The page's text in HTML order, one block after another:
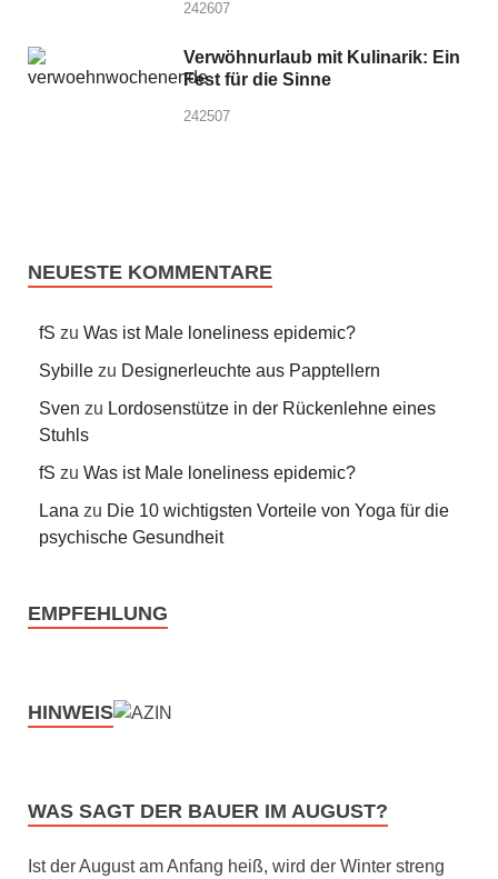
242607
Verwöhnurlaub mit Kulinarik: Ein
Fest für die Sinne
242507
NEUESTE KOMMENTARE
fS zu Was ist Male loneliness epidemic?
Sybille zu Designerleuchte aus Papptellern
Sven zu Lordosenstütze in der Rückenlehne eines
Stuhls
fS zu Was ist Male loneliness epidemic?
Lana zu Die 10 wichtigsten Vorteile von Yoga für die
psychische Gesundheit
EMPFEHLUNG
HINWEIS
WAS SAGT DER BAUER IM AUGUST?
Ist der August am Anfang heiß, wird der Winter streng